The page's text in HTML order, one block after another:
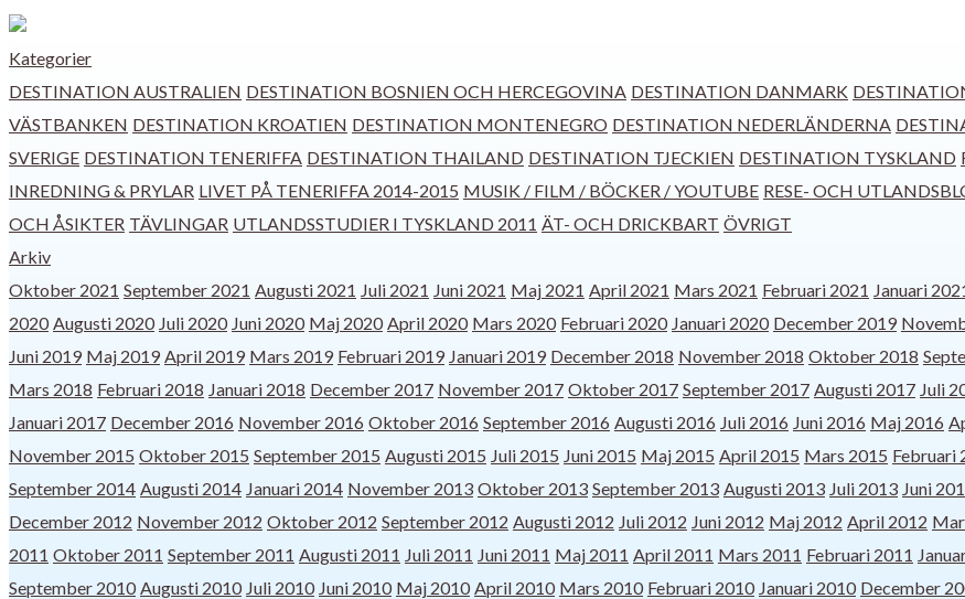
Kategorier
DESTINATION AUSTRALIEN DESTINATION BOSNIEN OCH HERCEGOVINA DESTINATION DANMARK
VÄSTBANKEN DESTINATION KROATIEN DESTINATION MONTENEGRO DESTINATION NEDERLÄNDERNA
SVERIGE DESTINATION TENERIFFA DESTINATION THAILAND DESTINATION TJECKIEN DESTINATION TYSKLAND
INREDNING & PRYLAR LIVET PÅ TENERIFFA 2014-2015 MUSIK / FILM / BÖCKER / YOUTUBE RESE- OCH
OCH ÅSIKTER TÄVLINGAR UTLANDSSTUDIER I TYSKLAND 2011 ÄT- OCH DRICKBART ÖVRIGT
Arkiv
Oktober 2021 September 2021 Augusti 2021 Juli 2021 Juni 2021 Maj 2021 April 2021 Mars 2021 Februari 2021 Januari
2020 Augusti 2020 Juli 2020 Juni 2020 Maj 2020 April 2020 Mars 2020 Februari 2020 Januari 2020 December 2019
Juni 2019 Maj 2019 April 2019 Mars 2019 Februari 2019 Januari 2019 December 2018 November 2018 Oktober 2018
Mars 2018 Februari 2018 Januari 2018 December 2017 November 2017 Oktober 2017 September 2017 Augusti 2017 Juli
Januari 2017 December 2016 November 2016 Oktober 2016 September 2016 Augusti 2016 Juli 2016 Juni 2016 Maj 2016
November 2015 Oktober 2015 September 2015 Augusti 2015 Juli 2015 Juni 2015 Maj 2015 April 2015 Mars 2015 Februari
September 2014 Augusti 2014 Januari 2014 November 2013 Oktober 2013 September 2013 Augusti 2013 Juli 2013 Juni
December 2012 November 2012 Oktober 2012 September 2012 Augusti 2012 Juli 2012 Juni 2012 Maj 2012 April 2012
2011 Oktober 2011 September 2011 Augusti 2011 Juli 2011 Juni 2011 Maj 2011 April 2011 Mars 2011 Februari 2011
September 2010 Augusti 2010 Juli 2010 Juni 2010 Maj 2010 April 2010 Mars 2010 Februari 2010 Januari 2010 December